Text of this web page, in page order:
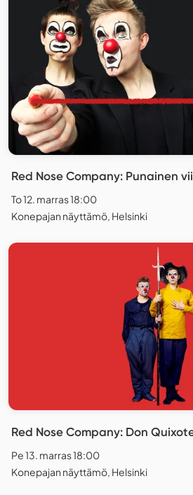
Red Nose Company: Punainen
To 12. marras 18:00
Konepajan näyttämö, Helsinki
Red Nose Company: Don
Pe 13. marras 18:00
Konepajan näyttämö, Helsinki